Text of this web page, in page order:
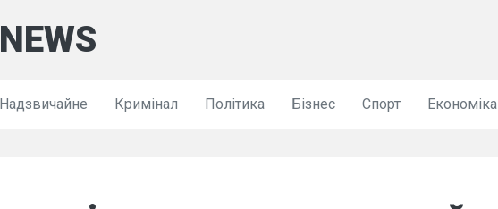
NEWS
Надзвичайне Кримінал Політика Бізнес Спорт Економіка